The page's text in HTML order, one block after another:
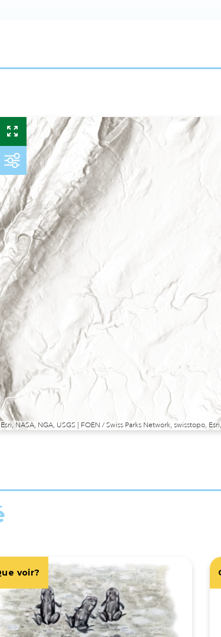
Esri, NASA, NGA, USGS | FOEN / Swiss Parks Network, swisstopo,
voir?